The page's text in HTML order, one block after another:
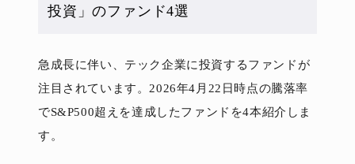
投資」のファンド4選
急成長に伴い、テック企業に投資するファンドが
注目されています。2026年4月22日時点の騰落率
でS&P500超えを達成したファンドを4本紹介しま
す。